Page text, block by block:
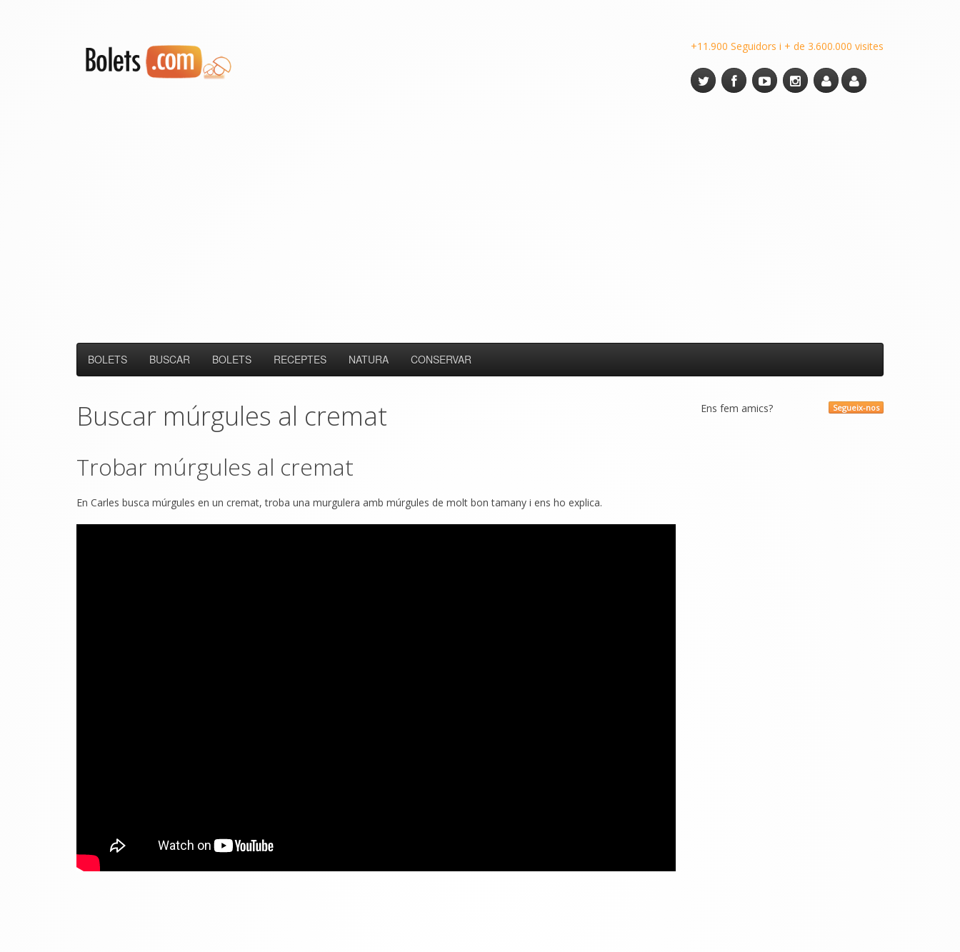
+11.900 Seguidors i + de 3.600.000 visites
BOLETS BUSCAR BOLETS RECEPTES NATURA CONSERVAR
Buscar múrgules al cremat
Trobar múrgules al cremat
En Carles busca múrgules en un cremat, troba una murgulera amb múrgules de molt bon tamany i ens ho explica.
Segueix-nos
Ens fem amics?